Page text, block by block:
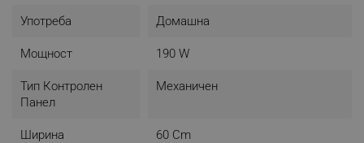
Употреба Домашна
Мощност 190 W
Тип Контролен
Панел
Механичен
Ширина 60 Cm